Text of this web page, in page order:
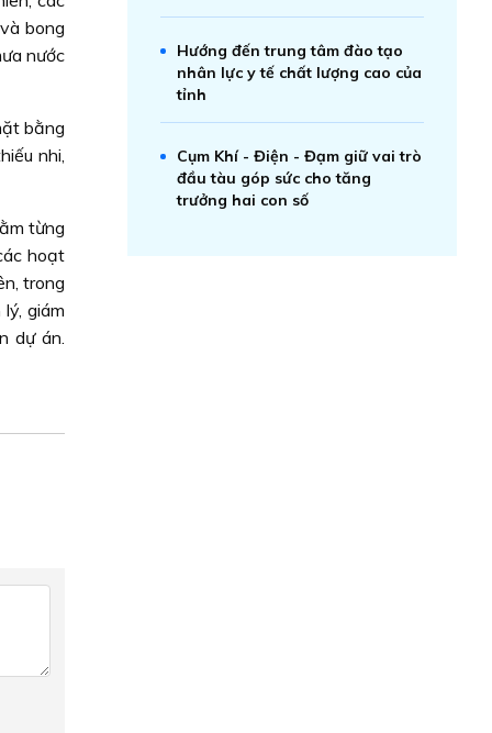
bong
nước
bằng
nhi,
từng
hoạt
trong
giám
dự án.
Hướng đến trung tâm đào tạo
nhân lực y tế chất lượng cao của
tỉnh
Cụm Khí - Điện - Đạm giữ vai trò
đầu tàu góp sức cho tăng
trưởng hai con số